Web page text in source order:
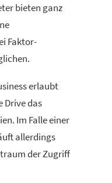
bieten ganz
Faktor-
erlaubt
Drive das
Im Falle einer
allerdings
der Zugriff